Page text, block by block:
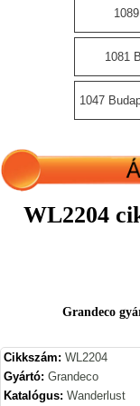
1081
1047
WL2204
Grandeco
Cikkszám: WL2204
Gyártó: Grandeco
Katalógus: Wanderlust